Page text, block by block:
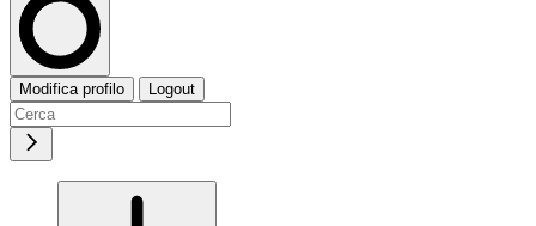
Modifica profilo Logout